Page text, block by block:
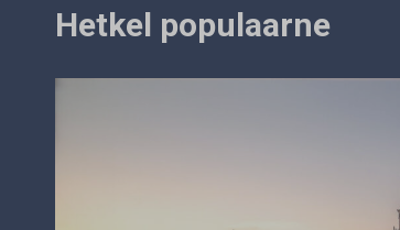
Hetkel populaarne